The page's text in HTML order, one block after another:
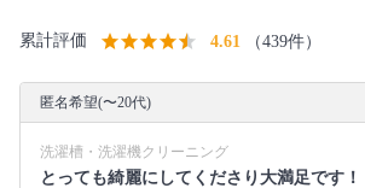
累計評価 4.61 （439件）
匿名希望(〜20代)
洗濯槽・洗濯機クリーニング
とっても綺麗にしてくださり大満足です！